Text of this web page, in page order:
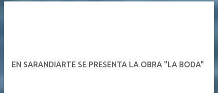
EN SARANDIARTE SE PRESENTA LA OBRA "LA BODA"